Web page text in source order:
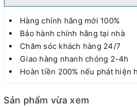
Hàng chính hãng mới 100%
Bảo hành chính hãng tại nhà
Chăm sóc khách hàng 24/7
Giao hàng nhanh chóng 2-4h
Hoàn tiền 200% nếu phát hiện
Sản phẩm vừa xem